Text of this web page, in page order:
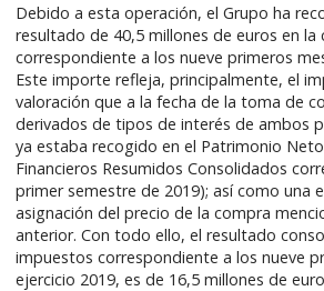
Debido a esta operación, el Grupo ha
resultado de 40,5 millones de euros en
correspondiente a los nueve primeros
Este importe refleja, principalmente, el
valoración que a la fecha de la toma de
derivados de tipos de interés de ambos
ya estaba recogido en el Patrimonio
Financieros Resumidos Consolidados
primer semestre de 2019); así como una
asignación del precio de la compra
anterior. Con todo ello, el resultado
impuestos correspondiente a los nueve
ejercicio 2019, es de 16,5 millones de